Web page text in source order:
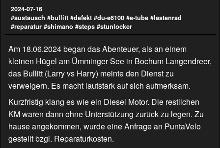
2024-07-16
#austausch #bullitt #defekt #du-e6100 #e-tube #lastenrad
#reparatur #shimano #steps #stunlocker
Am 18.06.2024 began das Abenteuer, als an einem
kleinen Hügel am Ümminger See in Bochum Langendreer,
das Bullitt (Larry vs Harry) meinte den Dienst zu
verweigern. Es macht lautstark auf sich aufmerksam.
Kurzfristig klang es wie ein Diesel Motor. Die restlichen
KM waren dann ohne Unterstützung zurück zu legen. Zu
hause angekommen, wurde eine Anfrage an PuntaVelo
gestellt bzgl. Reparaturkosten.